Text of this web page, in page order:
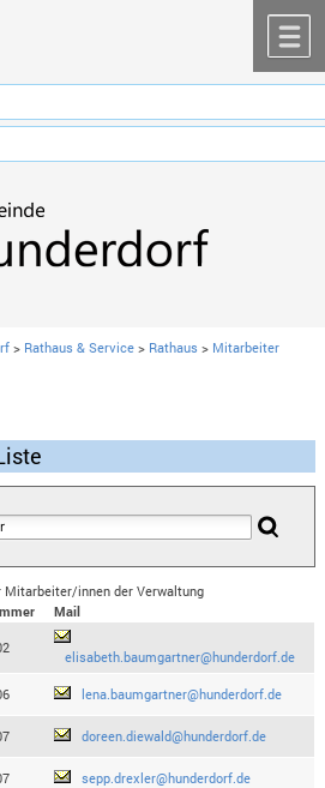
> Rathaus & Service > Rathaus > Mitarbeiter
Mitarbeiter/innen der Verwaltung
Mail
elisabeth.baumgartner@hunderdorf.de
lena.baumgartner@hunderdorf.de
doreen.diewald@hunderdorf.de
sepp.drexler@hunderdorf.de